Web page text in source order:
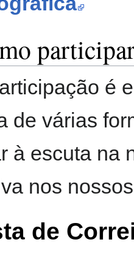
é
de várias
à escuta na
nos
de